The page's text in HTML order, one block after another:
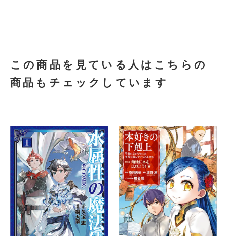
この商品を見ている人はこちらの
商品もチェックしています